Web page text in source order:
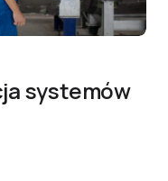
systemów